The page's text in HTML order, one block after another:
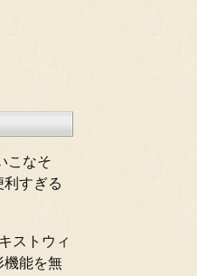
こなそ
利すぎる
ストウィ
機能を無